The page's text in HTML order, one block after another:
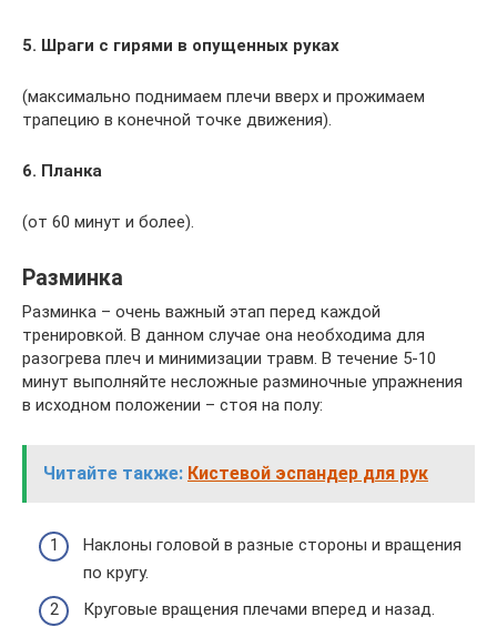
5. Шраги с гирями в опущенных руках
(максимально поднимаем плечи вверх и прожимаем
трапецию в конечной точке движения).
6. Планка
(от 60 минут и более).
Разминка
Разминка – очень важный этап перед каждой
тренировкой. В данном случае она необходима для
разогрева плеч и минимизации травм. В течение 5-10
минут выполняйте несложные разминочные упражнения
в исходном положении – стоя на полу:
Читайте также: Кистевой эспандер для рук
Наклоны головой в разные стороны и вращения
по кругу.
Круговые вращения плечами вперед и назад.